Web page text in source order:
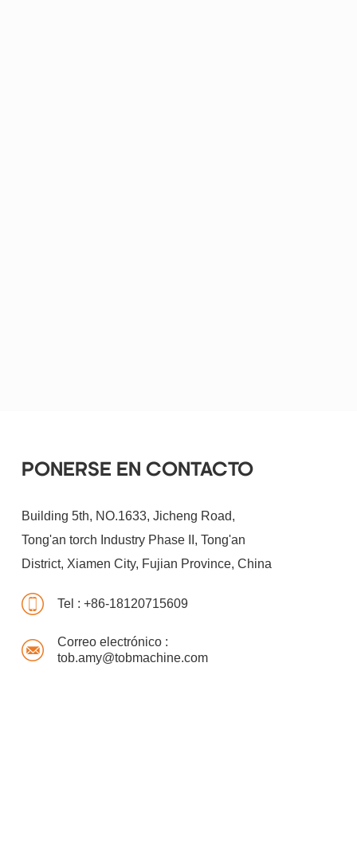
PONERSE EN CONTACTO
Building 5th, NO.1633, Jicheng Road,
Tong'an torch Industry Phase II, Tong'an
District, Xiamen City, Fujian Province, China
Tel : +86-18120715609
Correo electrónico :
tob.amy@tobmachine.com